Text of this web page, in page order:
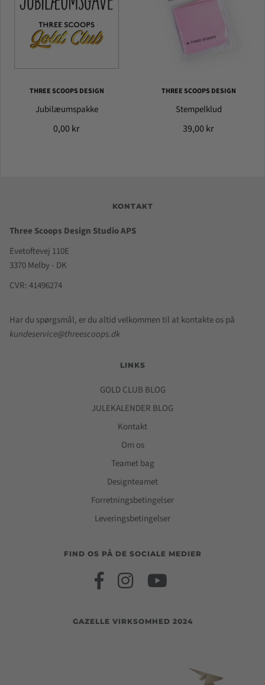
THREE SCOOPS DESIGN
Jubilæumspakke
0,00 kr
THREE SCOOPS DESIGN
Stempelklud
39,00 kr
KONTAKT
Three Scoops Design Studio APS
Evetoftevej 110E
3370 Melby - DK
CVR: 41496274
Har du spørgsmål, er du altid velkommen til at kontakte os på
kundeservice@threescoops.dk
LINKS
GOLD CLUB BLOG
JULEKALENDER BLOG
Kontakt
Om os
Teamet bag
Designteamet
Forretningsbetingelser
Leveringsbetingelser
FIND OS PÅ DE SOCIALE MEDIER
GAZELLE VIRKSOMHED 2024